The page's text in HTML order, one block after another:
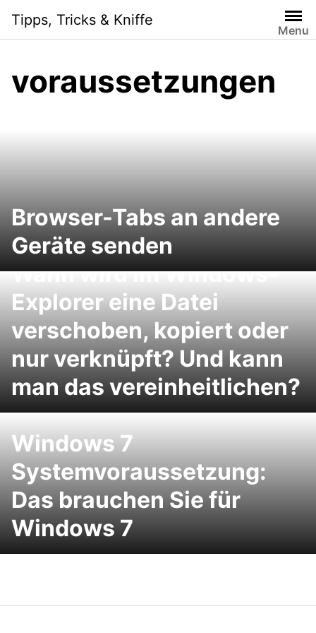
content
Tipps, Tricks & Kniffe
Menu
voraussetzungen
Browser-Tabs an andere
Geräte senden
Manchmal verwirrend:
Wann wird im Windows-
Explorer eine Datei
verschoben, kopiert oder
nur verknüpft? Und kann
man das vereinheitlichen?
Windows 7
Systemvoraussetzung:
Das brauchen Sie für
Windows 7